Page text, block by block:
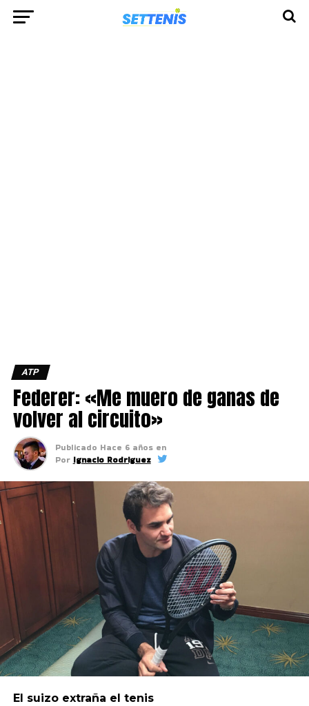
ATP
Federer: «Me muero de ganas de
volver al circuito»
Publicado Hace 6 años en
Por Ignacio Rodriguez
El suizo extraña el tenis